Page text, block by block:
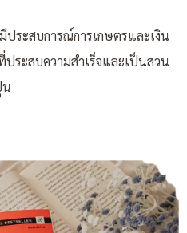
ระสบการณ์การเกษตรและเงิน
ระสบความสำเร็จและเป็นสวน
น